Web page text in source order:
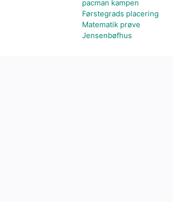
pacman kampen
Førstegrads placering
Matematik prøve
Jensenbøfhus